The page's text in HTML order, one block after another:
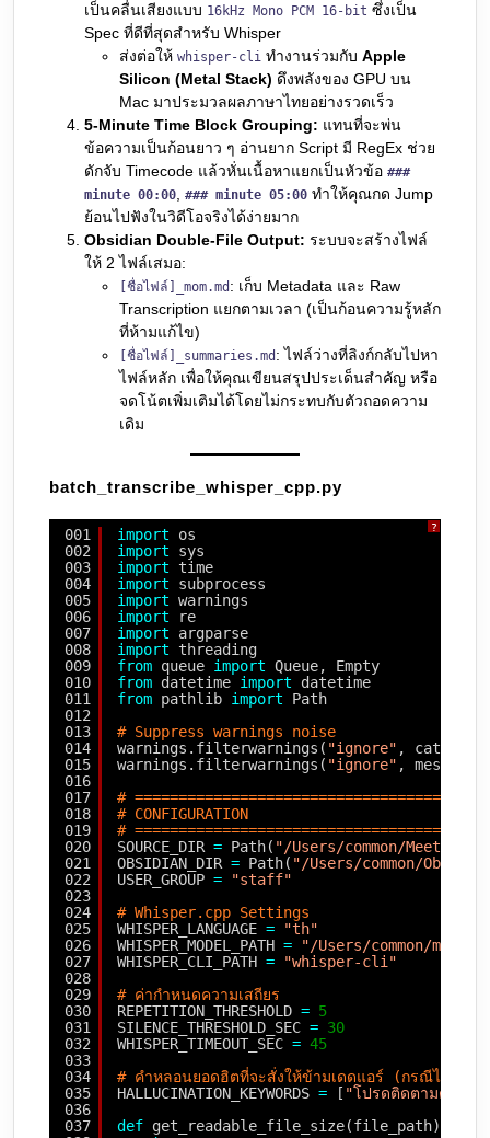
เป็นคลื่นเสียงแบบ 16kHz Mono PCM 16-bit ซึ่งเป็น
Spec ที่ดีที่สุดสำหรับ Whisper
ส่งต่อให้ whisper-cli ทำงานร่วมกับ Apple
Silicon (Metal Stack) ดึงพลังของ GPU บน
Mac มาประมวลผลภาษาไทยอย่างรวดเร็ว
5-Minute Time Block Grouping: แทนที่จะพ่น
ข้อความเป็นก้อนยาว ๆ อ่านยาก Script มี RegEx ช่วย
ดักจับ Timecode แล้วหั่นเนื้อหาแยกเป็นหัวข้อ ###
minute 00:00, ### minute 05:00 ทำให้คุณกด Jump
ย้อนไปฟังในวิดีโอจริงได้ง่ายมาก
Obsidian Double-File Output: ระบบจะสร้างไฟล์
ให้ 2 ไฟล์เสมอ:
[ชื่อไฟล์]_mom.md : เก็บ Metadata และ Raw
Transcription แยกตามเวลา (เป็นก้อนความรู้หลัก
ที่ห้ามแก้ไข)
[ชื่อไฟล์]_summaries.md : ไฟล์ว่างที่ลิงก์กลับไปหา
ไฟล์หลัก เพื่อให้คุณเขียนสรุปประเด็นสำคัญ หรือ
จดโน้ตเพิ่มเติมได้โดยไม่กระทบกับตัวถอดความ
เดิม
batch_transcribe_whisper_cpp.py
?
001
002
003
004
005
006
007
008
009
010
011
012
013
014
015
016
017
018
019
020
021
022
023
024
025
026
027
028
029
030
031
032
033
034
035
036
037
import
os
import
sys
import
time
import
subprocess
import warnings
import
re
import
argparse
import
threading
from queue import Queue, Empty
from datetime import
datetime
from pathlib import
Path
# Suppress warnings noise
warnings.filterwarnings( "ignore" , category
warnings.filterwarnings( "ignore" , message
#
# CONFIGURATION
#
SOURCE_DIR = Path( "/Users/common/Meetings"
OBSIDIAN_DIR = Path( "/Users/common/
USER_GROUP =
"staff"
# Whisper.cpp Settings
WHISPER_LANGUAGE =
"th"
WHISPER_MODEL_PATH =
"/Users/common/
WHISPER_CLI_PATH =
"whisper-cli"
# ค่ากำหนดความเสถียร
REPETITION_THRESHOLD = 5
SILENCE_THRESHOLD_SEC = 30
WHISPER_TIMEOUT_SEC = 45
# คำหลอนยอดฮิตที่จะสั่งให้ข้ามเดดแอร์ (กรณีไม่ได้
HALLUCINATION_KEYWORDS = [ "โปรดติดตามตอนต่
def get_readable_file_size(file_path):